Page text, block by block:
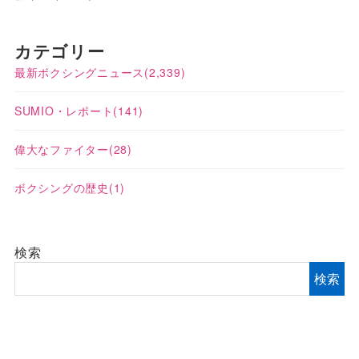
カテゴリー
最新ボクシングニュース (2,339)
SUMIO・レポート (141)
偉大なファイター(28)
ボクシングの歴史 (1)
検索
検索